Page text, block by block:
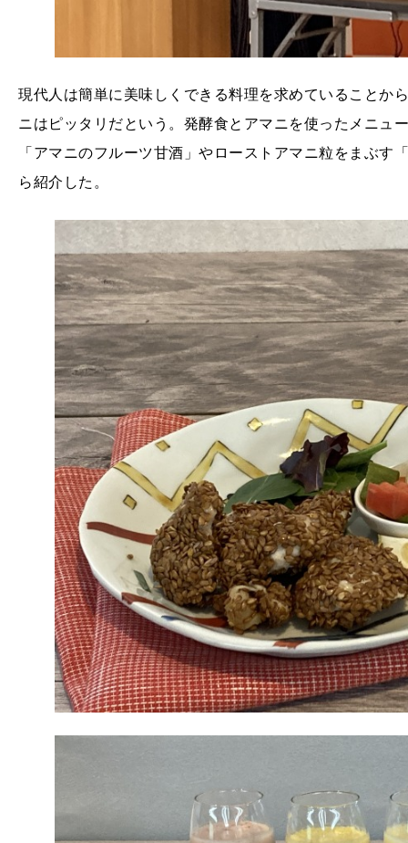
現代人は簡単に美味しくできる料理を求めていることか
ニはピッタリだという。発酵食とアマニを使ったメニュ
「アマニのフルーツ甘酒」やローストアマニ粒をまぶ
ら紹介した。